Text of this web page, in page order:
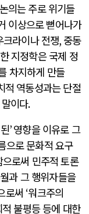
논의는 주로 위기들
이상으로 뻗어나가
크라이나 전쟁, 중동
지정학은 국제 정
차지하게 만들
적 역동성과는 단절
이다.
’영향을 이유로 그
으로 문화적 요구
로써 민주적 토론
월과 그 행위자들을
로써 ‘워크주의
불평등 등에 대한